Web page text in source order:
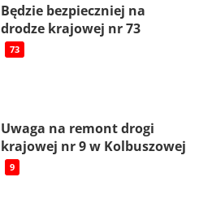
Będzie bezpieczniej na
drodze krajowej nr 73
73
Uwaga na remont drogi
krajowej nr 9 w Kolbuszowej
9